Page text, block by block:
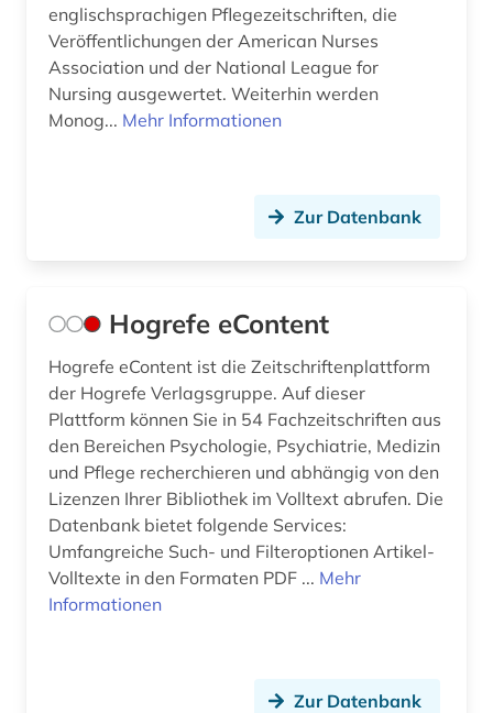
englischsprachigen Pflegezeitschriften, die
Veröffentlichungen der American Nurses
Association und der National League for
Nursing ausgewertet. Weiterhin werden
Monog... Mehr Informationen
Zur Datenbank
Hogrefe eContent
Hogrefe eContent ist die Zeitschriftenplattform
der Hogrefe Verlagsgruppe. Auf dieser
Plattform können Sie in 54 Fachzeitschriften aus
den Bereichen Psychologie, Psychiatrie, Medizin
und Pflege recherchieren und abhängig von den
Lizenzen Ihrer Bibliothek im Volltext abrufen. Die
Datenbank bietet folgende Services:
Umfangreiche Such- und Filteroptionen Artikel-
Volltexte in den Formaten PDF ... Mehr
Informationen
Zur Datenbank